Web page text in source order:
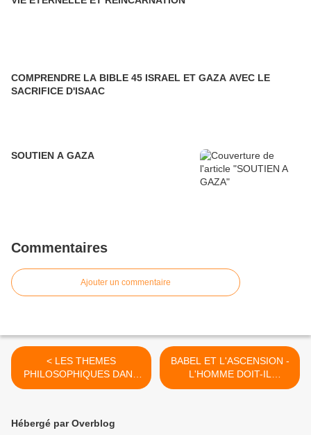
COMPRENDRE LA BIBLE 45 ISRAEL ET GAZA AVEC LE
SACRIFICE D'ISAAC
SOUTIEN A GAZA
Commentaires
Ajouter un commentaire
< LES THEMES
PHILOSOPHIQUES DANS
LES CONTES DE FEES 4
BABEL ET L'ASCENSION -
L'HOMME DOIT-IL
RENONCER A LA
Hébergé par Overblog